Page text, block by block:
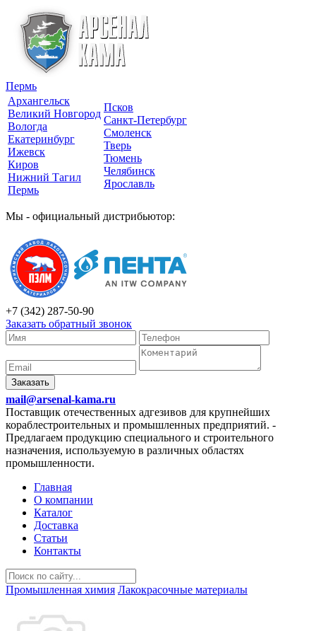
Пермь
Архангельск
Великий Новгород
Вологда
Екатеринбург
Ижевск
Киров
Нижний Тагил
Пермь
Псков
Санкт-Петербург
Смоленск
Тверь
Тюмень
Челябинск
Ярославль
Мы - официальный дистрибьютор:
+7 (342) 287-50-90
Заказать обратный звонок
Заказать
mail@arsenal-kama.ru
Поставщик отечественных адгезивов для крупнейших
кораблестроительных и промышленных предприятий. -
Предлагаем продукцию специального и строительного
назначения, используемую в различных областях
промышленности.
Главная
О компании
Каталог
Доставка
Статьи
Контакты
Промышленная химия Лакокрасочные материалы